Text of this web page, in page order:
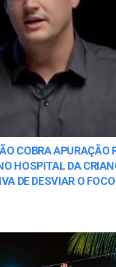
COBRA APURAÇÃO
HOSPITAL DA
DE DESVIAR O